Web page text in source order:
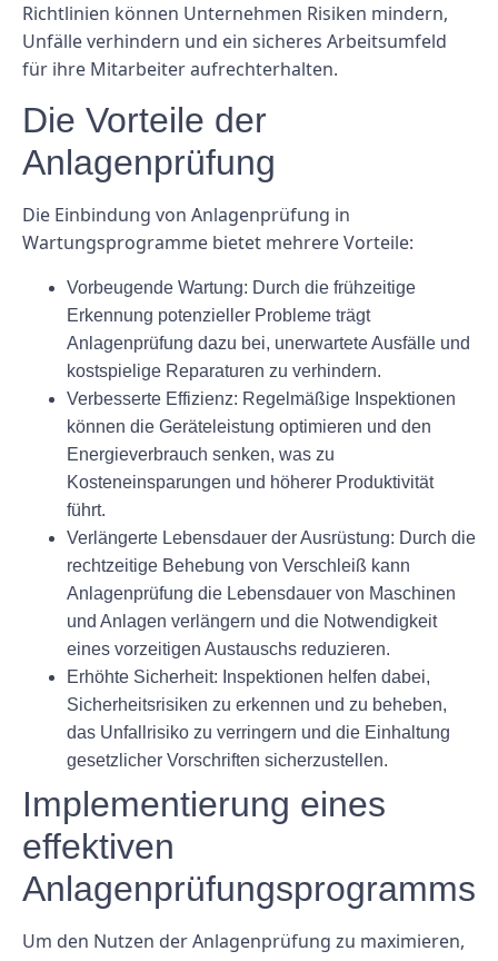
Richtlinien können Unternehmen Risiken mindern,
Unfälle verhindern und ein sicheres Arbeitsumfeld
für ihre Mitarbeiter aufrechterhalten.
Die Vorteile der
Anlagenprüfung
Die Einbindung von Anlagenprüfung in
Wartungsprogramme bietet mehrere Vorteile:
Vorbeugende Wartung: Durch die frühzeitige
Erkennung potenzieller Probleme trägt
Anlagenprüfung dazu bei, unerwartete Ausfälle und
kostspielige Reparaturen zu verhindern.
Verbesserte Effizienz: Regelmäßige Inspektionen
können die Geräteleistung optimieren und den
Energieverbrauch senken, was zu
Kosteneinsparungen und höherer Produktivität
führt.
Verlängerte Lebensdauer der Ausrüstung: Durch die
rechtzeitige Behebung von Verschleiß kann
Anlagenprüfung die Lebensdauer von Maschinen
und Anlagen verlängern und die Notwendigkeit
eines vorzeitigen Austauschs reduzieren.
Erhöhte Sicherheit: Inspektionen helfen dabei,
Sicherheitsrisiken zu erkennen und zu beheben,
das Unfallrisiko zu verringern und die Einhaltung
gesetzlicher Vorschriften sicherzustellen.
Implementierung eines
effektiven
Anlagenprüfungsprogramms
Um den Nutzen der Anlagenprüfung zu maximieren,